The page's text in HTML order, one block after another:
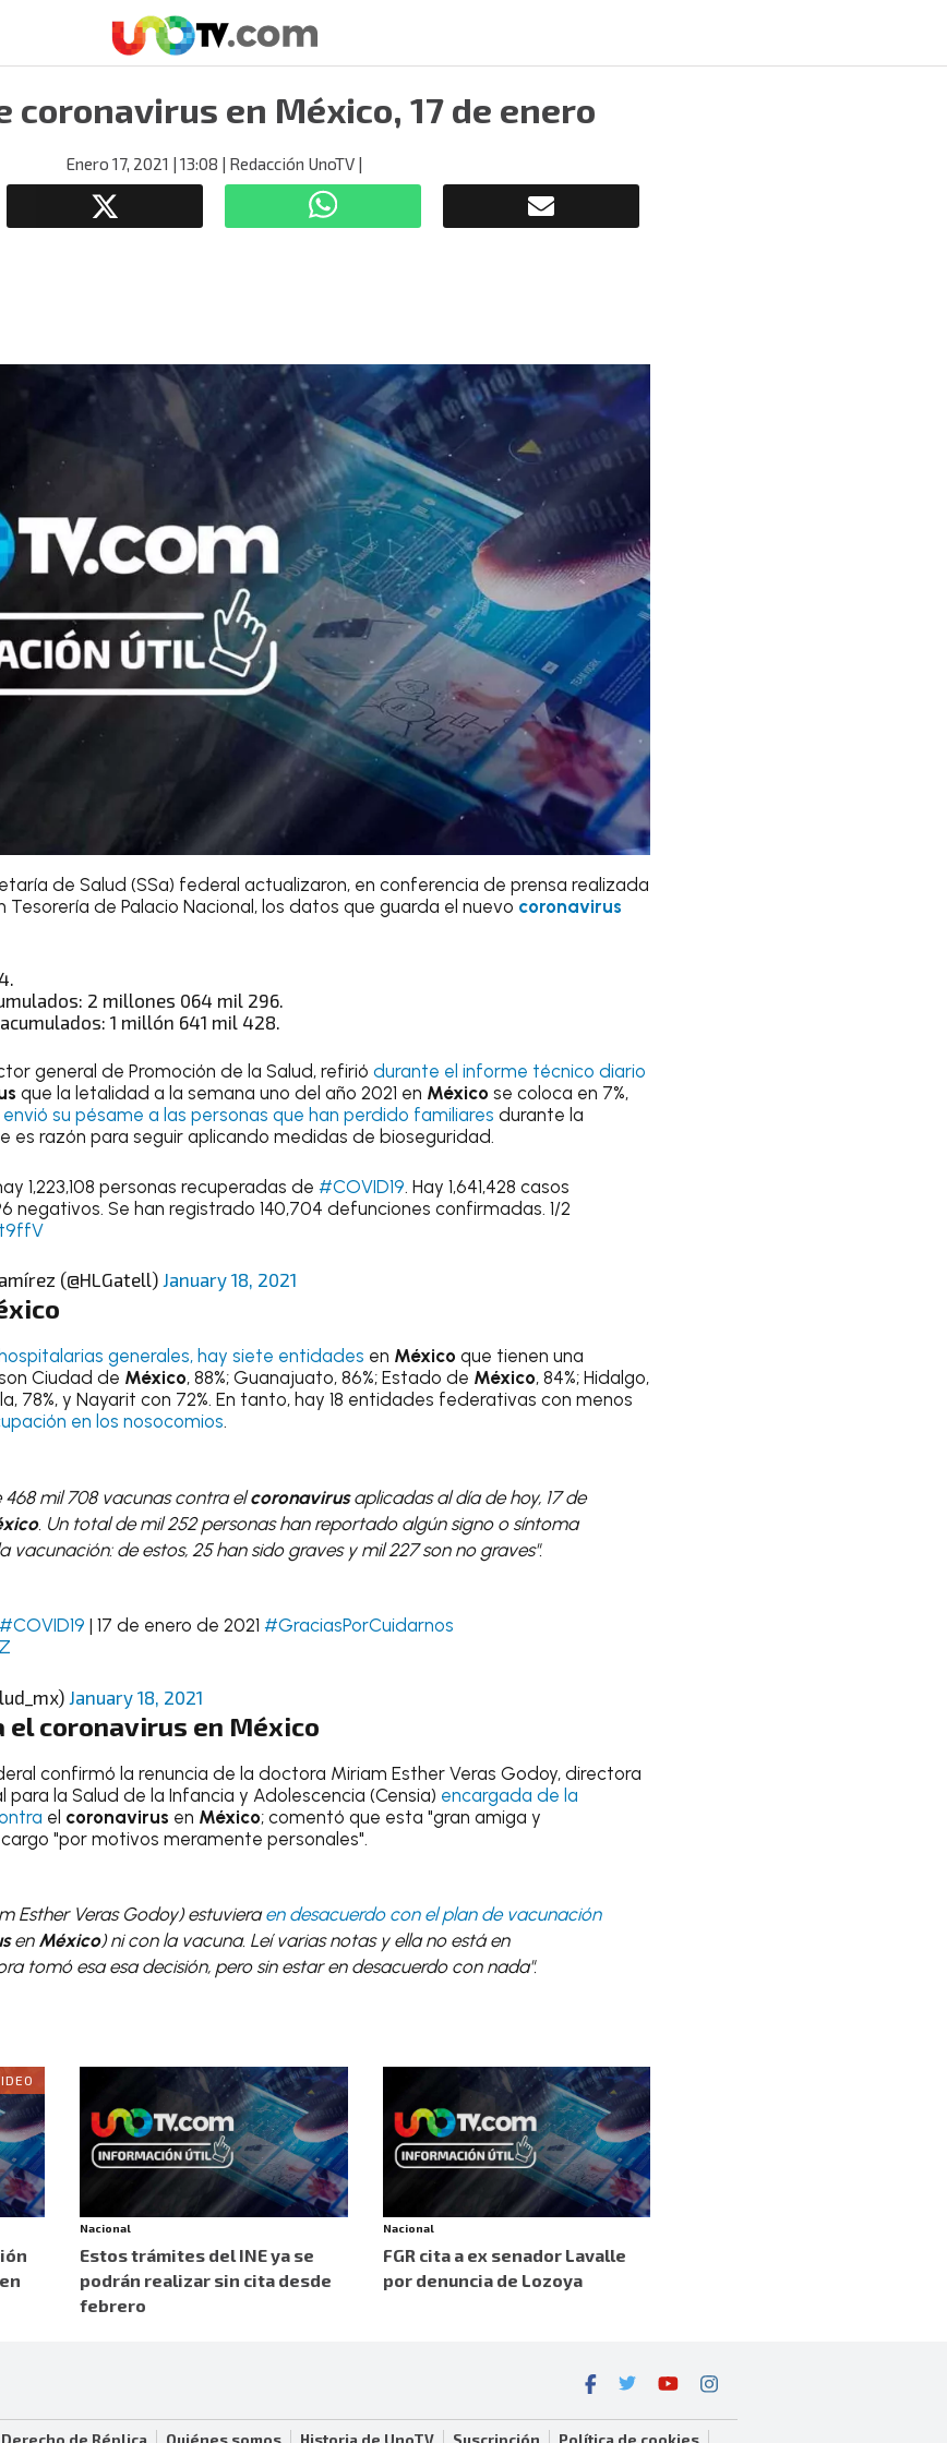
coronavirus en México, 17 de enero
Enero 17, 2021 | 13:08 | Redacción UnoTV|
de Salud (SSa) federal actualizaron, en conferencia de prensa realizada
Tesorería de Palacio Nacional, los datos que guarda el nuevo coronavirus
2 millones 064 mil 296.
1 millón 641 mil 428.
general de Promoción de la Salud, refirió durante el informe técnico diario
que la letalidad a la semana uno del año 2021 en México se coloca en 7%,
envió su pésame a las personas que han perdido familiares durante la
es razón para seguir aplicando medidas de bioseguridad.
1,223,108 personas recuperadas de #COVID19. Hay 1,641,428 casos
negativos. Se han registrado 140,704 defunciones confirmadas. 1/2
(@HLGatell) January 18, 2021
generales, hay siete entidades en México que tienen una
Ciudad de México, 88%; Guanajuato, 86%; Estado de México, 84%; Hidalgo,
78%, y Nayarit con 72%. En tanto, hay 18 entidades federativas con menos
en los nosocomios.
468 mil 708 vacunas contra elcoronavirusaplicadas al día de hoy, 17 de
. Un total de mil 252 personas han reportado algún signo o síntoma
vacunación: de estos, 25 han sido graves y mil 227 son no graves".
#COVID19 | 17 de enero de 2021 #GraciasPorCuidarnos
January 18, 2021
elcoronavirus en México
confirmó la renuncia de la doctora Miriam Esther Veras Godoy, directora
para la Salud de la Infancia y Adolescencia (Censia) encargada de la
el coronavirus en México; comentó que esta "gran amiga y
"por motivos meramente personales".
Esther Veras Godoy) estuvieraen desacuerdo con el plan de vacunación
en México) ni con la vacuna. Leí varias notas y ella no está en
tomó esa esa decisión, pero sin estar en desacuerdo con nada".
Nacional
Estos trámites del INE ya se
podrán realizar sin cita desde
febrero
Nacional
FGR cita a ex senador Lavalle
por denuncia de Lozoya